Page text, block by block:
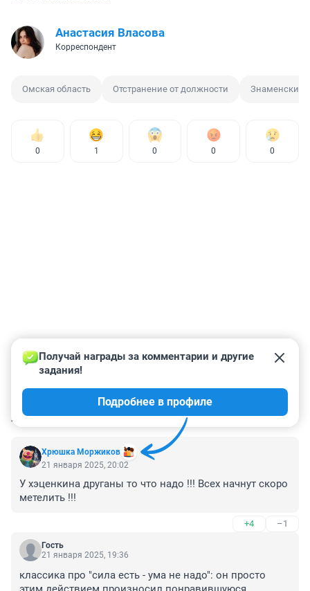
Анастасия Власова
Корреспондент
Омская область Отстранение от должности Знаменский
0 1 0 0 0
КОММЕНТАРИИ 8
Хрюшка Моржиков
Получай награды за комментарии и другие
задания!
Подробнее в профиле
21 января 2025, 20:02
У хэценкина друганы то что надо !!! Всех начнут скоро
метелить !!!
+4 –1
Гость
21 января 2025, 19:36
классика про "сила есть - ума не надо": он просто